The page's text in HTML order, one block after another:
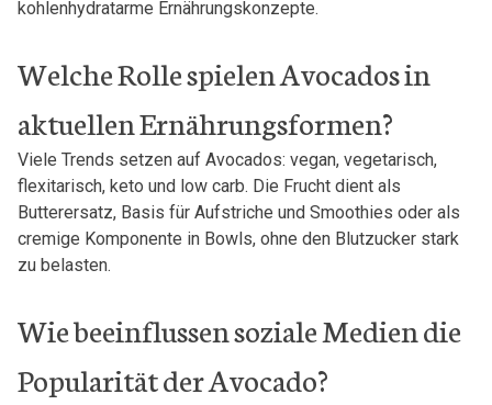
kohlenhydratarme Ernährungskonzepte.
Welche Rolle spielen Avocados in
aktuellen Ernährungsformen?
Viele Trends setzen auf Avocados: vegan, vegetarisch,
flexitarisch, keto und low carb. Die Frucht dient als
Butterersatz, Basis für Aufstriche und Smoothies oder als
cremige Komponente in Bowls, ohne den Blutzucker stark
zu belasten.
Wie beeinflussen soziale Medien die
Popularität der Avocado?